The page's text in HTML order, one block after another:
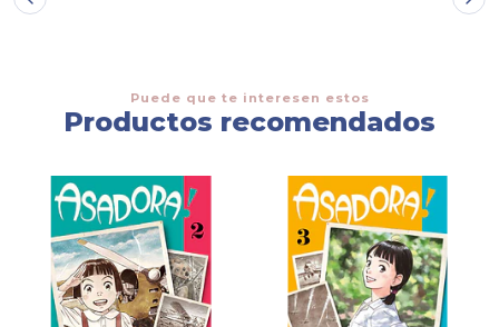
Puede que te interesen estos
Productos recomendados